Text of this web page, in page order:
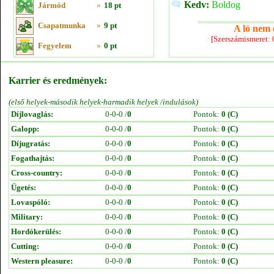
Jármód » 18 pt
Csapatmunka » 9 pt
Fegyelem » 0 pt
Kedv: Boldog
A ló nem
Karrier és eredmények:
(első helyek-második helyek-harmadik helyek /indulások)
Díjlovaglás:
0-0-0 /0 Pontok: 0 (C)
Galopp:
0-0-0 /0 Pontok: 0 (C)
Díjugratás:
0-0-0 /0 Pontok: 0 (C)
Fogathajtás:
0-0-0 /0 Pontok: 0 (C)
Cross-country:
0-0-0 /0 Pontok: 0 (C)
Ügetés:
0-0-0 /0 Pontok: 0 (C)
Lovaspóló:
0-0-0 /0 Pontok: 0 (C)
Military:
0-0-0 /0 Pontok: 0 (C)
Hordókerülés:
0-0-0 /0 Pontok: 0 (C)
Cutting:
0-0-0 /0 Pontok: 0 (C)
Western pleasure:
0-0-0 /0 Pontok: 0 (C)